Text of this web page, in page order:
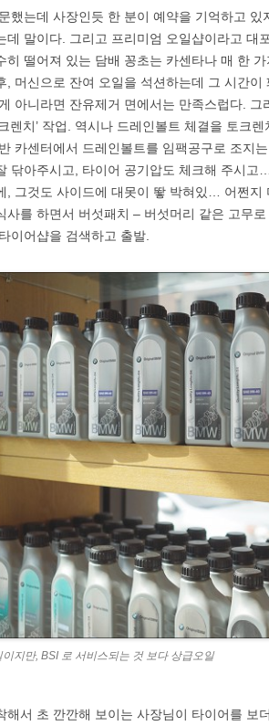
했는데 사장인듯 한 분이 예약을 기억하고
데 말이다. 그리고 프리미엄 오일샵이라고 대
히 떨어져 있는 담배 꽁초는 카센타나 매 한
, 머신으로 잔여 오일을 석션하는데 그 시간
아니라면 잔유제거 면에서는 만족스럽다.
렌치’ 작업. 역시나 드레인볼트 체결을 토크
카센터에서 드레인볼트를 임팩공구로 조지
닦아주시고, 타이어 공기압도 체크해 주시
, 그것도 사이드에 대못이 뙇 박혀있… 어쩐지
를 하면서 버섯패치 – 버섯머리 같은 고무
이어샵을 검색하고 출발.
이지만, BSI 로 서비스되는 것 보다 상급오일
해서 초 깐깐해 보이는 사장님이 타이어를 보